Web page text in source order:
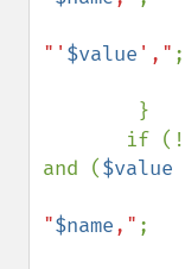
"' $value '," ;
       if (!
and ($value
"$name," ;